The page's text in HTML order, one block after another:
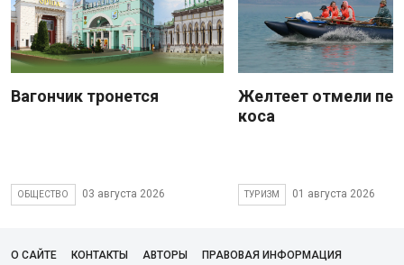
Вагончик тронется
ОБЩЕСТВО 03 августа 2026
Желтеет отмели
коса
ТУРИЗМ 01 августа 2026
О САЙТЕ КОНТАКТЫ АВТОРЫ ПРАВОВАЯ ИНФОРМАЦИЯ